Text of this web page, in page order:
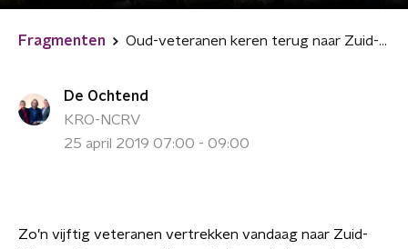
Fragmenten Oud-veteranen keren terug naar Zuid-Libanon
De Ochtend
KRO-NCRV
25 april 2019 07:00 - 09:00
Zo’n vijftig veteranen vertrekken vandaag naar Zuid-